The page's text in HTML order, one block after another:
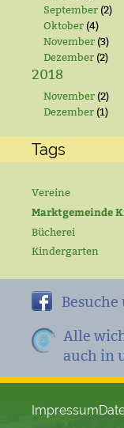
September (2)
Oktober (4)
November (3)
Dezember (2)
2018
November (2)
Dezember (1)
Tags
Vereine
Marktgemeinde
Bücherei
Kindergarten
Besuche
Alle
auch in
Impressum